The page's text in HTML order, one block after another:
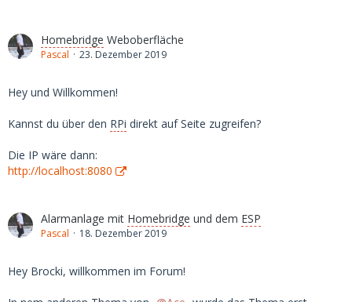
Homebridge Weboberfläche
Pascal 23. Dezember 2019
Hey und Willkommen!
Kannst du über den RPi direkt auf Seite zugreifen?
Die IP wäre dann:
http://localhost:8080
Alarmanlage mit Homebridge und dem ESP
Pascal 18. Dezember 2019
Hey Brocki, willkommen im Forum!